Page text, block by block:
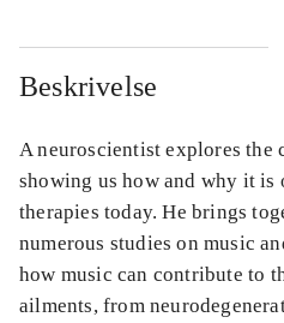
Beskrivelse
A neuroscientist explores the
showing us how and why it is
therapies today. He brings
numerous studies on music
how music can contribute to
ailments, from